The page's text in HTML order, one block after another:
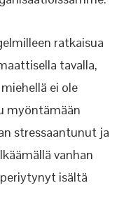
ratkaisua
tavalla,
ei ole
myöntämään
stressaantunut ja
vanhan
isältä